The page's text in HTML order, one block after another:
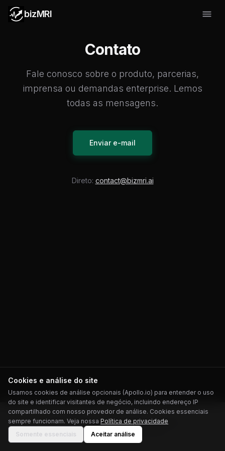
bizMRI
Contato
Fale conosco sobre o produto, parcerias,
imprensa ou demandas enterprise. Lemos
todas as mensagens.
Enviar e-mail
Direto: contact@bizmri.ai
© 2026 bizMRI.ai — Todos os direitos reservados.
Termos Privacidade
Cookies e análise do site
Usamos cookies de análise opcionais (Apollo.io) para entender o uso
do site e identificar visitantes de negócio, incluindo endereço IP
compartilhado com nosso provedor de análise. Cookies essenciais
sempre funcionam. Veja nossa Política de privacidade
Somente essenciais
Aceitar análise